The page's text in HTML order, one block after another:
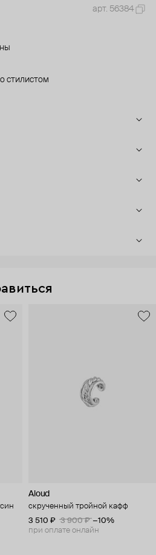
арт. 56384
стилистом
Aloud
скрученный тройной кафф
3 510 ₽
3 900 ₽ −10%
при оплате онлайн